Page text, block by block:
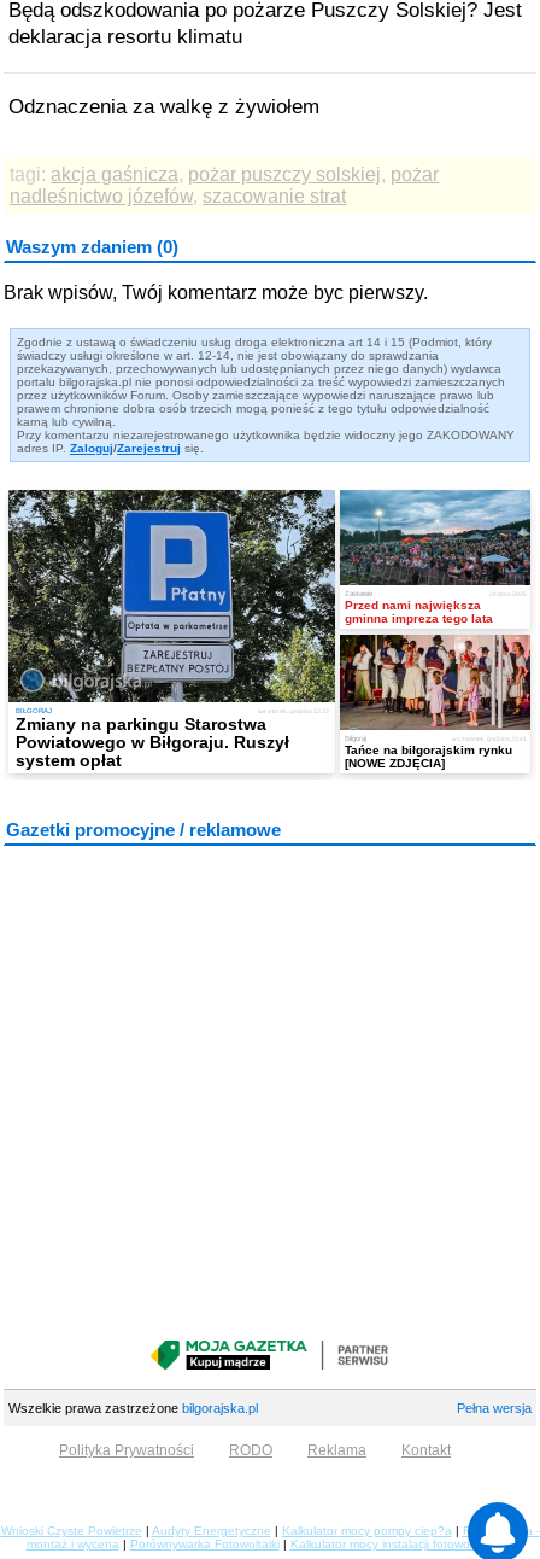
Będą odszkodowania po pożarze Puszczy Solskiej? Jest
deklaracja resortu klimatu
Odznaczenia za walkę z żywiołem
tagi: akcja gaśnicza, pożar puszczy solskiej, pożar
nadleśnictwo józefów, szacowanie strat
Waszym zdaniem (0)
Brak wpisów, Twój komentarz może byc pierwszy.
Zgodnie z ustawą o świadczeniu usług droga elektroniczna art 14 i 15 (Podmiot, który
świadczy usługi określone w art. 12-14, nie jest obowiązany do sprawdzania
przekazywanych, przechowywanych lub udostępnianych przez niego danych) wydawca
portalu bilgorajska.pl nie ponosi odpowiedzialności za treść wypowiedzi zamieszczanych
przez użytkowników Forum. Osoby zamieszczające wypowiedzi naruszające prawo lub
prawem chronione dobra osób trzecich mogą ponieść z tego tytułu odpowiedzialność
karną lub cywilną.
Przy komentarzu niezarejestrowanego użytkownika będzie widoczny jego ZAKODOWANY
adres IP. Zaloguj/Zarejestruj się.
we wtorek, godzina 12:33
BIŁGORAJ
Zmiany na parkingu Starostwa
Powiatowego w Biłgoraju. Ruszył
system opłat
24 lipca 2026
Zastawie
Przed nami największa
gminna impreza tego lata
w czwartek, godzina 20:41
Biłgoraj
Tańce na biłgorajskim rynku
[NOWE ZDJĘCIA]
Gazetki promocyjne / reklamowe
Wszelkie prawa zastrzeżone bilgorajska.pl Pełna wersja
Polityka Prywatności RODO Reklama Kontakt
Wnioski Czyste Powietrze | Audyty Energetyczne | Kalkulator mocy pompy ciep?a | Fotowoltaika -
montaż i wycena | Porównywarka Fotowoltaiki| Kalkulator mocy instalacji fotowoltaicznej